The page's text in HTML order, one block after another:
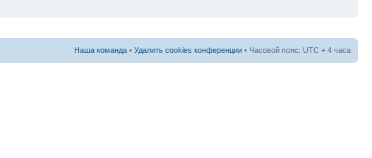
Наша команда • Удалить cookies конференции • Часовой пояс: UTC + 4 часа